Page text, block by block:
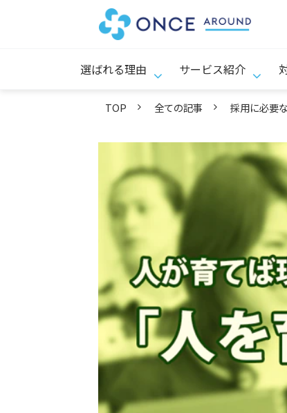
選ばれる理由 サービス紹介
TOP 全ての記事 採用に必要